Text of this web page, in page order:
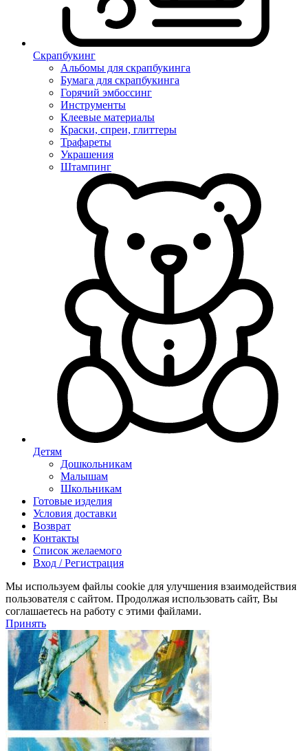
Скрапбукинг
Альбомы для скрапбукинга
Бумага для скрапбукинга
Горячий эмбоссинг
Инструменты
Клеевые материалы
Краски, спреи, глиттеры
Трафареты
Украшения
Штампинг
Детям
Дошкольникам
Малышам
Школьникам
Готовые изделия
Условия доставки
Возврат
Контакты
Список желаемого
Вход / Регистрация
Мы используем файлы cookie для улучшения взаимодействия
пользователя с сайтом. Продолжая использовать сайт, Вы
соглашаетесь на работу с этими файлами.
Принять